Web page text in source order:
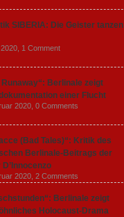
SIBERIA: Die Geister tanzen
1 Comment
Runaway“: Berlinale zeigt
einer Flucht
2020, 0 Comments
(Bad Tales)“: Kritik des
Berlinale-Beitrags der
2020, 2 Comments
Berlinale zeigt
Holocaust-Drama